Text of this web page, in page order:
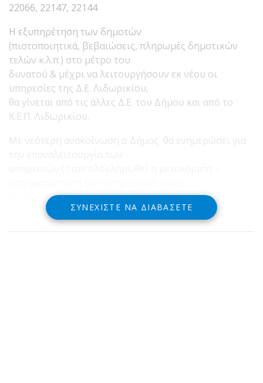
22066, 22147, 22144
Η εξυπηρέτηση των δημοτών
(πιστοποιητικά, βεβαιώσεις, πληρωμές δημοτικών
τελών κ.λ.π.) στο μέτρο του
δυνατού & μέχρι να λειτουργήσουν εκ νέου οι
υπηρεσίες της Δ.Ε. Λιδωρικίου,
θα γίνεται από τις άλλες Δ.Ε. του Δήμου και από το
Κ.Ε.Π. Λιδωρικίου.
Με νεότερη ανακοίνωση ο Δήμος θα ενημερώσει για
και τα νέα τηλέφωνα αυτών.
ΣΥΝΕΧΊΣΤΕ ΝΑ ΔΙΑΒΆΣΕΤΕ